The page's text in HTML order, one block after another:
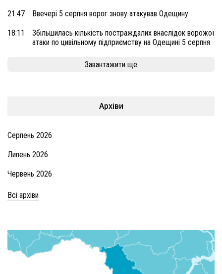
21:47 Ввечері 5 серпня ворог знову атакував Одещину
18:11
Збільшилась кількість постраждалих внаслідок ворожої
атаки по цивільному підприємству на Одещині 5 серпня
Завантажити ще
Архіви
Серпень 2026
Липень 2026
Червень 2026
Всі архіви